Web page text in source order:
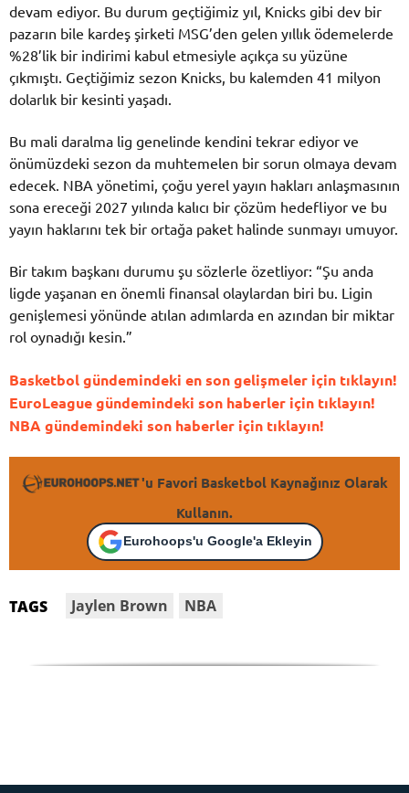
devam ediyor. Bu durum geçtiğimiz yıl, Knicks gibi dev bir
pazarın bile kardeş şirketi MSG’den gelen yıllık ödemelerde
%28’lik bir indirimi kabul etmesiyle açıkça su yüzüne
çıkmıştı. Geçtiğimiz sezon Knicks, bu kalemden 41 milyon
dolarlık bir kesinti yaşadı.
Bu mali daralma lig genelinde kendini tekrar ediyor ve
önümüzdeki sezon da muhtemelen bir sorun olmaya devam
edecek. NBA yönetimi, çoğu yerel yayın hakları anlaşmasının
sona ereceği 2027 yılında kalıcı bir çözüm hedefliyor ve bu
yayın haklarını tek bir ortağa paket halinde sunmayı umuyor.
Bir takım başkanı durumu şu sözlerle özetliyor: “Şu anda
ligde yaşanan en önemli finansal olaylardan biri bu. Ligin
genişlemesi yönünde atılan adımlarda en azından bir miktar
rol oynadığı kesin.”
Basketbol gündemindeki en son gelişmeler için tıklayın!
EuroLeague gündemindeki son haberler için tıklayın!
NBA gündemindeki son haberler için tıklayın!
'u Favori Basketbol Kaynağınız Olarak
Kullanın.
Eurohoops'u Google'a Ekleyin
TAGS Jaylen Brown NBA